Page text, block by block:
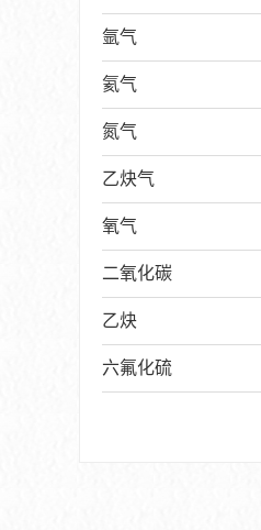
氩气
氦气
氮气
乙炔气
氧气
二氧化碳
乙炔
六氟化硫